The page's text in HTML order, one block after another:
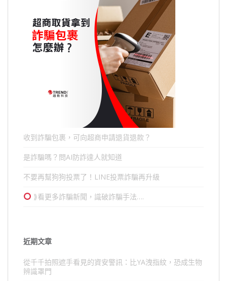
收到詐騙包裹，可向超商申請退貨退款？
是詐騙嗎？問AI防詐達人就知道
不要再幫狗狗投票了！LINE投票詐騙再升級
⟫看更多詐騙新聞，識破詐騙手法….
近期文章
從千千拍照遮手看見的資安警訊：比YA洩指紋，恐成生物
辨識罩門